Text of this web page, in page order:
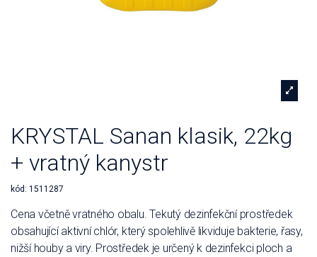
KRYSTAL Sanan klasik, 22kg
+ vratný kanystr
kód: 1511287
Cena včetně vratného obalu. Tekutý dezinfekční prostředek
obsahující aktivní chlór, který spolehlivě likviduje bakterie, řasy,
nižší houby a viry. Prostředek je určený k dezinfekci ploch a